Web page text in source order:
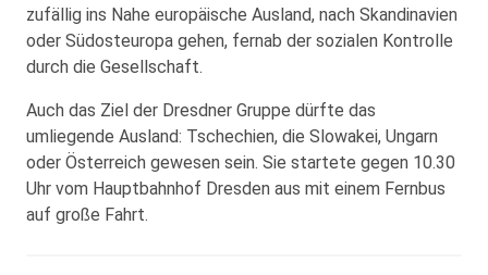
zufällig ins Nahe europäische Ausland, nach Skandinavien
oder Südosteuropa gehen, fernab der sozialen Kontrolle
durch die Gesellschaft.
Auch das Ziel der Dresdner Gruppe dürfte das
umliegende Ausland: Tschechien, die Slowakei, Ungarn
oder Österreich gewesen sein. Sie startete gegen 10.30
Uhr vom Hauptbahnhof Dresden aus mit einem Fernbus
auf große Fahrt.